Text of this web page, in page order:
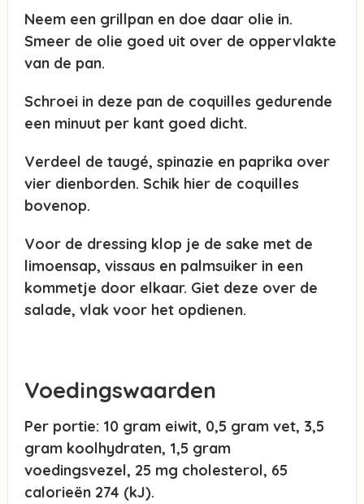
Neem een grillpan en doe daar olie in.
Smeer de olie goed uit over de oppervlakte
van de pan.
Schroei in deze pan de coquilles gedurende
een minuut per kant goed dicht.
Verdeel de taugé, spinazie en paprika over
vier dienborden. Schik hier de coquilles
bovenop.
Voor de dressing klop je de sake met de
limoensap, vissaus en palmsuiker in een
kommetje door elkaar. Giet deze over de
salade, vlak voor het opdienen.
Voedingswaarden
Per portie: 10 gram eiwit, 0,5 gram vet, 3,5
gram koolhydraten, 1,5 gram
voedingsvezel, 25 mg cholesterol, 65
calorieën 274 (kJ).